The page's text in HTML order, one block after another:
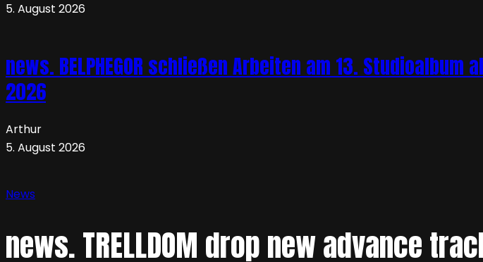
5. August 2026
news. BELPHEGOR schließen Arbeiten am 13.
2026
Arthur
5. August 2026
News
news. TRELLDOM drop new advance